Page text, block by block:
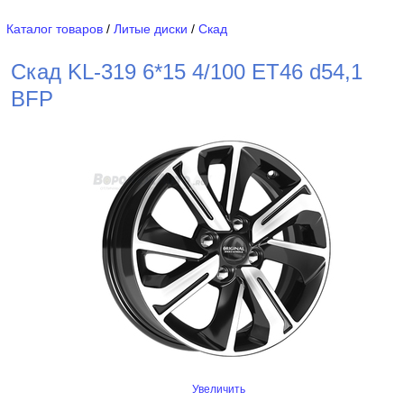
Каталог товаров / Литые диски / Скад
Скад KL-319 6*15 4/100 ET46 d54,1
BFP
Увеличить